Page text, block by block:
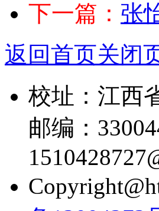
下一篇： 张
返回首页关闭
校址：江西
邮编：